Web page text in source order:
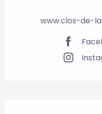
www.clos-de-